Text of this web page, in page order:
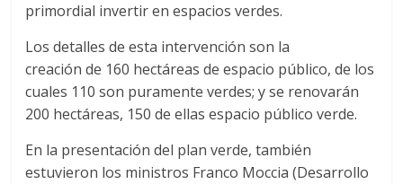
primordial invertir en espacios verdes.
Los detalles de esta intervención son la
creación de 160 hectáreas de espacio público, de los
cuales 110 son puramente verdes; y se renovarán
200 hectáreas, 150 de ellas espacio público verde.
En la presentación del plan verde, también
estuvieron los ministros Franco Moccia (Desarrollo